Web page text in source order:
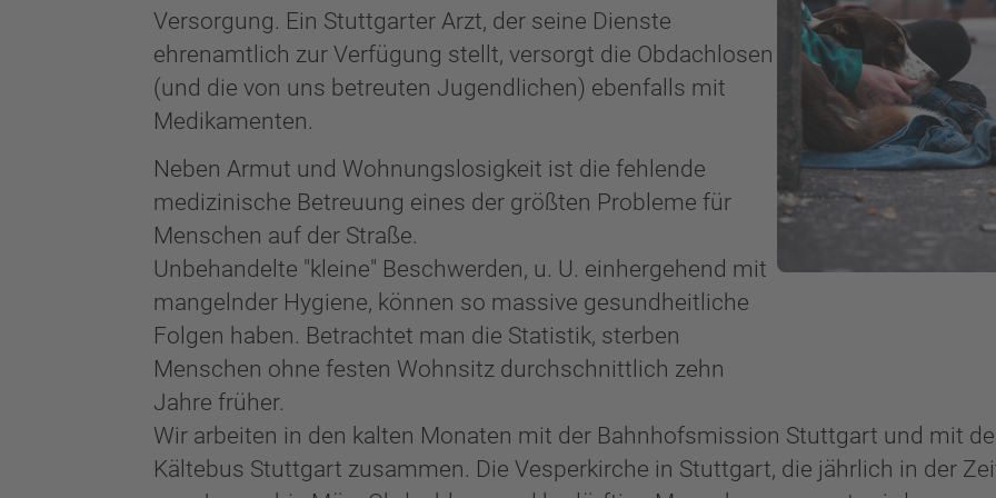
Versorgung. Ein Stuttgarter Arzt, der seine Dienste
ehrenamtlich zur Verfügung stellt, versorgt die Obdachlosen
(und die von uns betreuten Jugendlichen) ebenfalls mit
Medikamenten.
Neben Armut und Wohnungslosigkeit ist die fehlende
medizinische Betreuung eines der größten Probleme für
Menschen auf der Straße.
Unbehandelte "kleine" Beschwerden, u. U. einhergehend mit
mangelnder Hygiene, können so massive gesundheitliche
Folgen haben. Betrachtet man die Statistik, sterben
Menschen ohne festen Wohnsitz durchschnittlich zehn
Jahre früher.
Wir arbeiten in den kalten Monaten mit der Bahnhofsmission Stuttgart und mit
Kältebus Stuttgart zusammen. Die Vesperkirche in Stuttgart, die jährlich in der